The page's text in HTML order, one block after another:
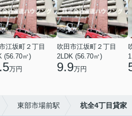
江坂町２丁目
(56.70㎡)
万円
吹田市江坂町２丁目
2LDK (56.70㎡)
9.9万円
東部市場前駅 杭全4丁目貸家